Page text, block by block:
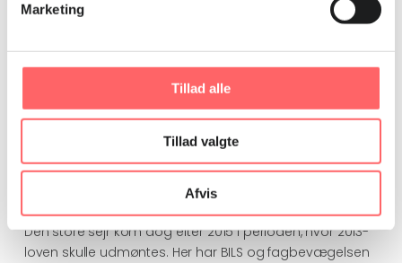
Marketing
Tillad alle
Tillad valgte
Afvis
Syed Sultan Uddin Ahmed
Har været med til at skrive cirkulærerne
2013-loven var altså ikke god nok, og BILS satte snuden i
sporet. Gennem omfattende research, dokumentation
og kurser kunne institutionen hjælpe fagbevægelsen
ved forhandlingerne med regeringen om lovgivningen.
Den store sejr kom dog efter 2015 i perioden, hvor 2013-
loven skulle udmøntes. Her har BILS og fagbevægelsen